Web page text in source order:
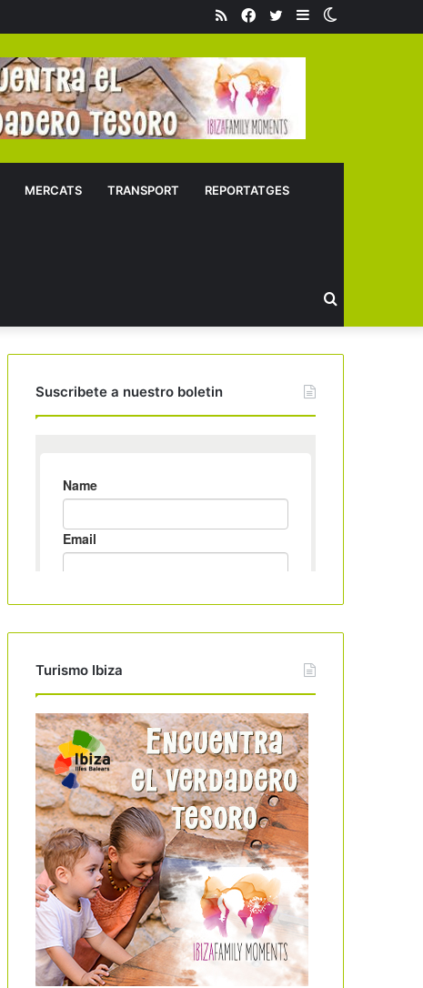
Sidebar
Twitter
Facebook
RSS
MERCATS TRANSPORT REPORTATGES
Buscar
Suscribete a nuestro boletin
Turismo Ibiza